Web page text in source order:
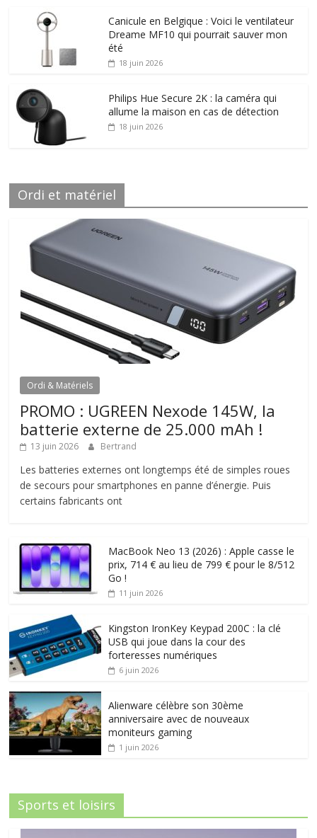
Canicule en Belgique : Voici le ventilateur
Dreame MF10 qui pourrait sauver mon
été
18 juin 2026
Philips Hue Secure 2K : la caméra qui
allume la maison en cas de détection
18 juin 2026
Ordi et matériel
Ordi & Matériels
PROMO : UGREEN Nexode 145W, la
batterie externe de 25.000 mAh !
13 juin 2026 Bertrand
Les batteries externes ont longtemps été de simples roues
de secours pour smartphones en panne d’énergie. Puis
certains fabricants ont
MacBook Neo 13 (2026) : Apple casse le
prix, 714 € au lieu de 799 € pour le 8/512
Go !
11 juin 2026
Kingston IronKey Keypad 200C : la clé
USB qui joue dans la cour des
forteresses numériques
6 juin 2026
Alienware célèbre son 30ème
anniversaire avec de nouveaux
moniteurs gaming
1 juin 2026
Sports et loisirs